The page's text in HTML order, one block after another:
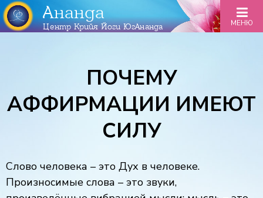
Ананда
Центр Крийя Йоги ЮгАнанда МЕНЮ
ПОЧЕМУ
АФФИРМАЦИИ ИМЕЮТ
СИЛУ
Слово человека – это Дух в человеке.
Произносимые слова – это звуки,